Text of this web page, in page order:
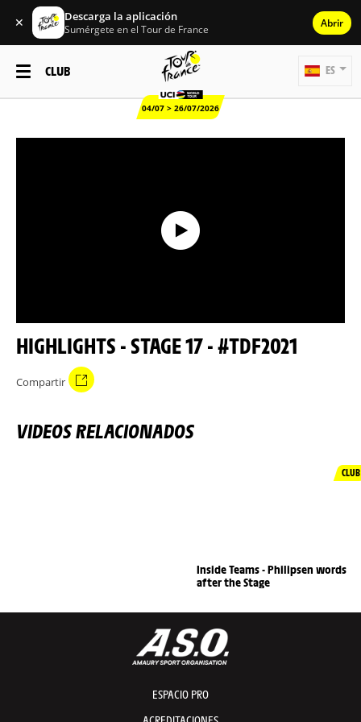
✕ Descarga la aplicación
Sumérgete en el Tour de France Abrir
CLUB
04/07 > 26/07/2026
ES
HIGHLIGHTS - STAGE 17 - #TDF2021
Compartir
VIDEOS RELACIONADOS
CLUB
Inside Teams - Philipsen words
after the Stage
ESPACIO PRO